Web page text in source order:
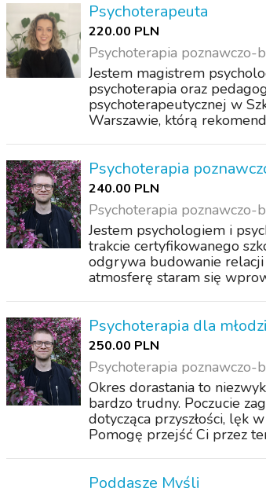
Psychoterapeuta
220.00 PLN
Psychoterapia poznawczo-
Jestem magistrem
psychoterapia oraz
psychoterapeutycznej w
Warszawie, którą
Psychoterapia
240.00 PLN
Psychoterapia poznawczo-
Jestem psychologiem i
trakcie certyfikowanego
odgrywa budowanie relacji
atmosferę staram się
Psychoterapia dla
250.00 PLN
Psychoterapia poznawczo-
Okres dorastania to
bardzo trudny. Poczucie
dotycząca przyszłości, lęk
Pomogę przejść Ci przez
Poddasze Myśli